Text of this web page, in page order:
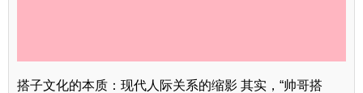
搭子文化的本质：现代人际关系的缩影 其实，“帅哥搭